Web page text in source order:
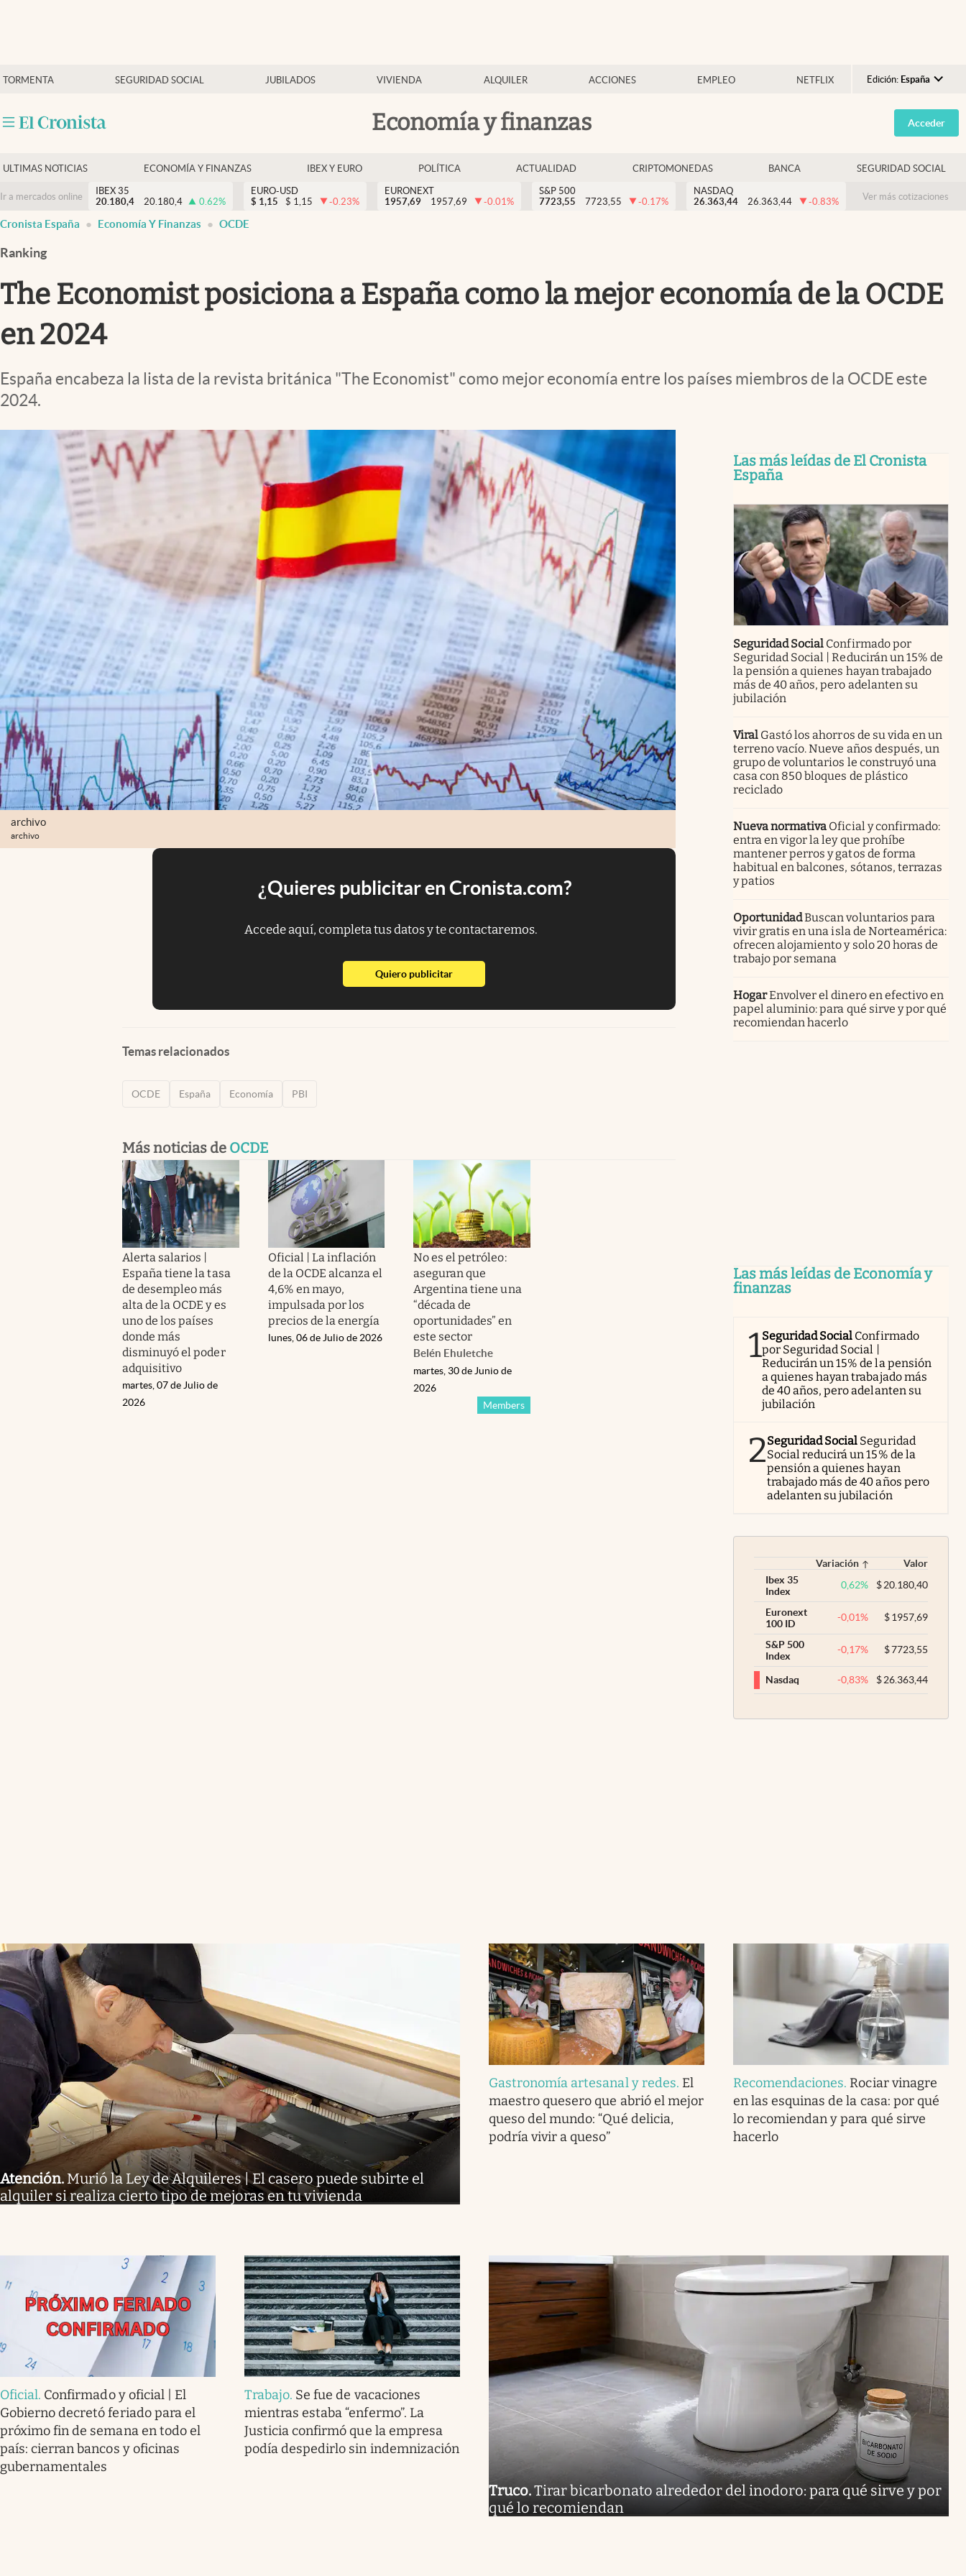
TORMENTA SEGURIDAD SOCIAL JUBILADOS VIVIENDA ALQUILER ACCIONES EMPLEO NETFLIX Edición: España
Argentina
España
USA
Colombia
Economía y finanzas
Economía y finanzas
Criptomonedas
Acceder
ULTIMAS NOTICIAS ECONOMÍA Y FINANZAS IBEX Y EURO POLÍTICA ACTUALIDAD CRIPTOMONEDAS BANCA SEGURIDAD SOCIAL
Ir a mercados online
IBEX 35
20.180,4
20.180,4 0.62%
EURO-USD
$ 1,15 $ 1,15 -0.23%
EURONEXT
1957,69
1957,69 -0.01%
S&P 500
7723,55
7723,55 -0.17%
NASDAQ
26.363,44
26.363,44 -0.83% Ver más cotizaciones
Cronista España Economía Y Finanzas OCDE
Ranking
The Economist posiciona a España como la mejor economía de la OCDE
en 2024
España encabeza la lista de la revista británica "The Economist" como mejor economía entre los países miembros de la OCDE este
2024.
archivo
archivo
¿Quieres publicitar en Cronista.com?
Accede aquí, completa tus datos y te contactaremos.
Quiero publicitarabre en nueva pestaña
Temas relacionados
OCDE España Economía PBI
Más noticias de OCDE
Alerta salarios |
España tiene la tasa
de desempleo más
alta de la OCDE y es
uno de los países
donde más
disminuyó el poder
adquisitivo
martes, 07 de Julio de
2026
Oficial | La inflación
de la OCDE alcanza el
4,6% en mayo,
impulsada por los
precios de la energía
lunes, 06 de Julio de 2026
No es el petróleo:
aseguran que
Argentina tiene una
“década de
oportunidades” en
este sector
Belén Ehuletche
Members
martes, 30 de Junio de
2026
Las más leídas de El Cronista
España
Seguridad Social Confirmado por
Seguridad Social | Reducirán un 15% de
la pensión a quienes hayan trabajado
más de 40 años, pero adelanten su
jubilación
Viral Gastó los ahorros de su vida en un
terreno vacío. Nueve años después, un
grupo de voluntarios le construyó una
casa con 850 bloques de plástico
reciclado
Nueva normativa Oficial y confirmado:
entra en vigor la ley que prohíbe
mantener perros y gatos de forma
habitual en balcones, sótanos, terrazas
y patios
OportunidadBuscan voluntarios para
vivir gratis en una isla de Norteamérica:
ofrecen alojamiento y solo 20 horas de
trabajo por semana
HogarEnvolver el dinero en efectivo en
papel aluminio: para qué sirve y por qué
recomiendan hacerlo
Las más leídas de Economía y
finanzas
1Seguridad Social Confirmado
por Seguridad Social |
Reducirán un 15% de la pensión
a quienes hayan trabajado más
de 40 años, pero adelanten su
jubilación
2Seguridad Social Seguridad
Social reducirá un 15% de la
pensión a quienes hayan
trabajado más de 40 años pero
adelanten su jubilación
Variación
Valor
Ibex 35
Index
0,62% $20.180,40
Euronext
100 ID
-0,01% $1957,69
S&P 500
Index
-0,17% $7723,55
Nasdaq -0,83% $26.363,44
Atención. Murió la Ley de Alquileres | El casero puede subirte el
alquiler si realiza cierto tipo de mejoras en tu vivienda
Gastronomía artesanal y redes. El
maestro quesero que abrió el mejor
queso del mundo: “Qué delicia,
podría vivir a queso”
Recomendaciones. Rociar vinagre
en las esquinas de la casa: por qué
lo recomiendan y para qué sirve
hacerlo
Oficial. Confirmado y oficial | El
Gobierno decretó feriado para el
próximo fin de semana en todo el
país: cierran bancos y oficinas
gubernamentales
Trabajo. Se fue de vacaciones
mientras estaba “enfermo”. La
Justicia confirmó que la empresa
podía despedirlo sin indemnización
Truco.Tirar bicarbonato alrededor del inodoro: para qué sirve y por
qué lo recomiendan